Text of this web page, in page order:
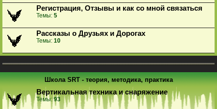
Регистрация, Отзывы и как со мной связаться
Темы: 5
Рассказы о Друзьях и Дорогах
Темы: 10
Школа SRT - теория, методика, практика
Вертикальная техника и снаряжение
Темы:93